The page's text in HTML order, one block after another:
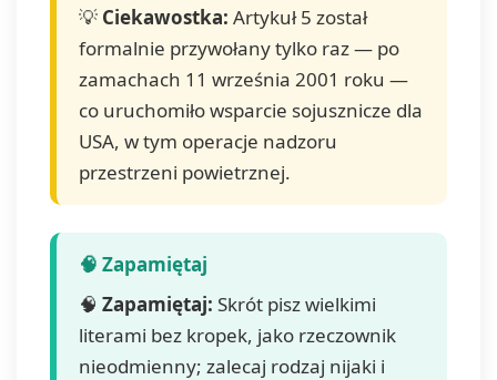
💡 Ciekawostka: Artykuł 5 został
formalnie przywołany tylko raz — po
zamachach 11 września 2001 roku —
co uruchomiło wsparcie sojusznicze dla
USA, w tym operacje nadzoru
przestrzeni powietrznej.
🧠 Zapamiętaj: Skrót pisz wielkimi
literami bez kropek, jako rzeczownik
nieodmienny; zalecaj rodzaj nijaki i